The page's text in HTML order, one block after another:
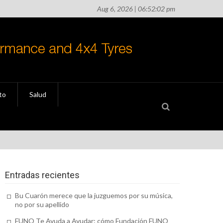
Aug 6, 2026 | 06:52:02 pm
Salud
Entradas recientes
Bu Cuarón merece que la juzguemos por su música,
no por su apellido
FUNO Te Ayuda a Ayudar: cómo Fundación FUNO